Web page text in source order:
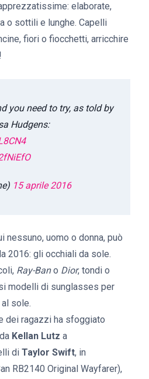
elaborate,
o sottili e lunghe. Capelli
fiori o fiocchetti, arricchire
you need to try, as told by
Hudgens:
15 aprile 2016
nessuno, uomo o donna, può
2016: gli occhiali da sole.
Ray-Bano Dior, tondi o
modelli di sunglasses per
sole.
dei ragazzi ha sfoggiato
Kellan Lutz a
di Taylor Swift, in
RB2140 Original Wayfarer),